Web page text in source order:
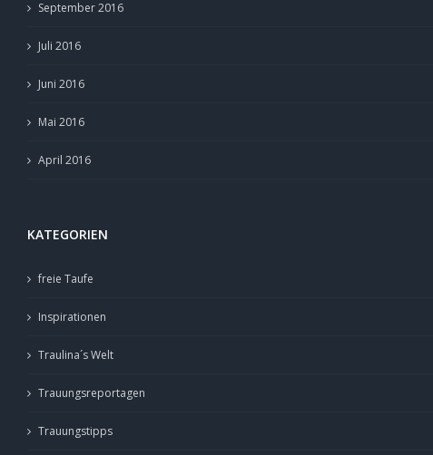
September 2016
Juli 2016
Juni 2016
Mai 2016
April 2016
KATEGORIEN
freie Taufe
Inspirationen
Traulina´s Welt
Trauungsreportagen
Trauungstipps